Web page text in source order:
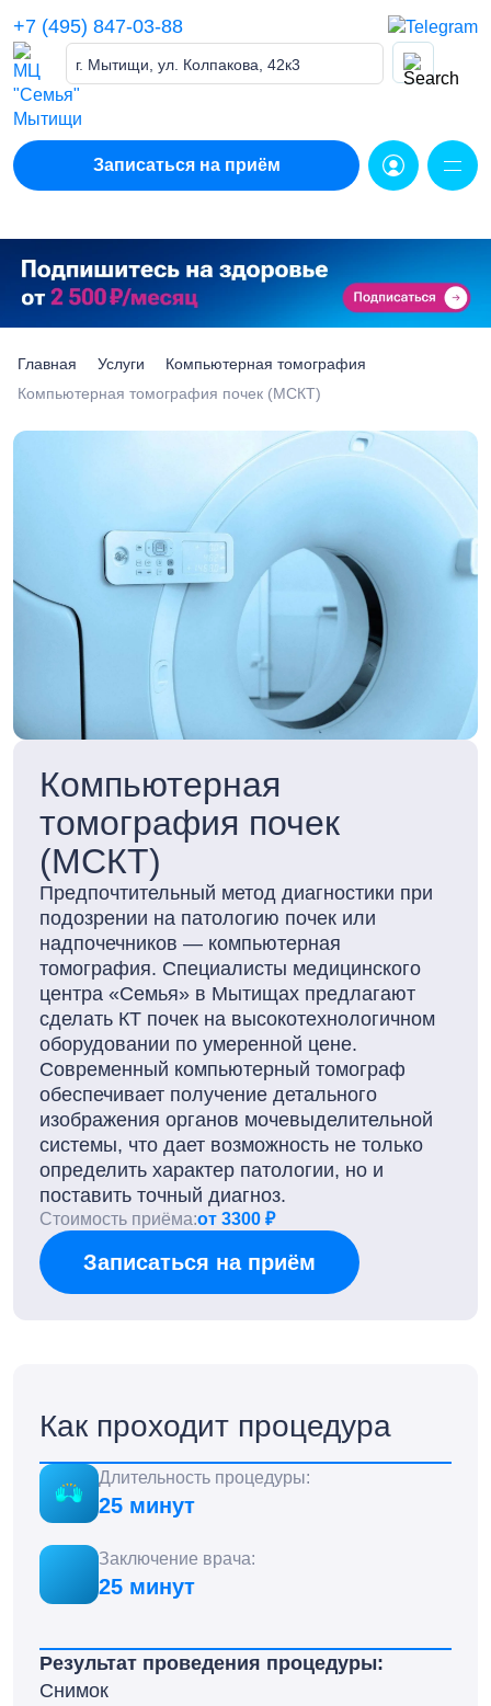
content
+7 (495) 847-03-88
г. Мытищи, ул. Колпакова, 42к3
Записаться на приём
Главная Услуги
Компьютерная томография
Компьютерная томография почек (МСКТ)
Компьютерная
томография почек
(МСКТ)
Предпочтительный метод диагностики при
подозрении на патологию почек или
надпочечников — компьютерная
томография. Специалисты медицинского
центра «Семья» в Мытищах предлагают
сделать КТ почек на высокотехнологичном
оборудовании по умеренной цене.
Современный компьютерный томограф
обеспечивает получение детального
изображения органов мочевыделительной
системы, что дает возможность не только
определить характер патологии, но и
поставить точный диагноз.
Стоимость приёма:от 3300 ₽
Записаться на приём
Как проходит процедура
Длительность процедуры:
25 минут
Заключение врача:
25 минут
Результат проведения процедуры:
Снимок